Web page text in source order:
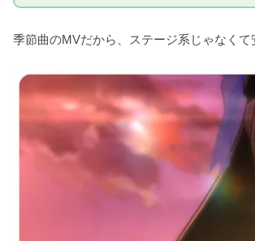
季節曲のMVだから、ステージ系じゃなく